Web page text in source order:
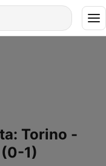
Torino -
1)